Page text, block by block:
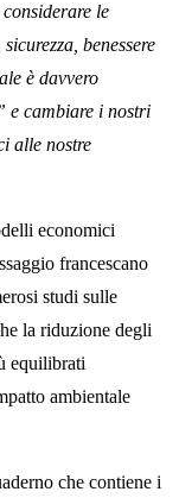
le
benessere
è davvero
e cambiare i nostri
alle nostre
economici
francescano
studi sulle
la riduzione degli
equilibrati
ambientale
che contiene i